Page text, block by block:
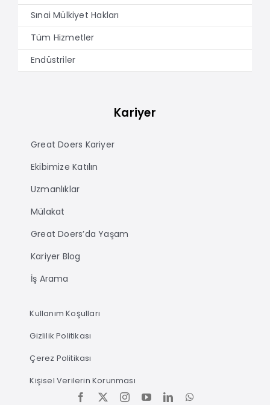
Sınai Mülkiyet Hakları
Tüm Hizmetler
Endüstriler
Kariyer
Great Doers Kariyer
Ekibimize Katılın
Uzmanlıklar
Mülakat
Great Doers’da Yaşam
Kariyer Blog
İş Arama
Kullanım Koşulları
Gizlilik Politikası
Çerez Politikası
Kişisel Verilerin Korunması